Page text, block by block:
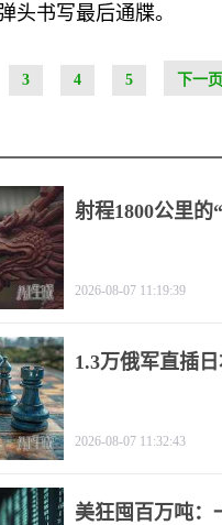
书写最后通牒。
3 4 5 下一页
射程1800公里的
2026-08-07 11:19:39
1.3万俄军直插
2026-08-07 11:32:43
美狂囤百万吨：